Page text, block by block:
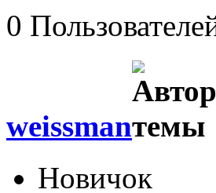
0
weissman
Новичок